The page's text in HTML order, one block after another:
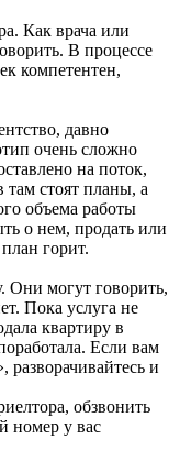
Как врача или
В процессе
компетентен,
давно
очень сложно
на поток,
стоят планы, а
объема работы
о нем, продать или
горит.
Они могут говорить,
Пока услуга не
квартиру в
Если вам
разворачивайтесь и
обзвонить
номер у вас